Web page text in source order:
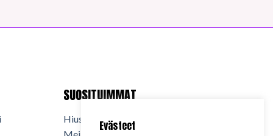
SUOSITUIMMAT
Hiuskosmetiikka
Evästeet